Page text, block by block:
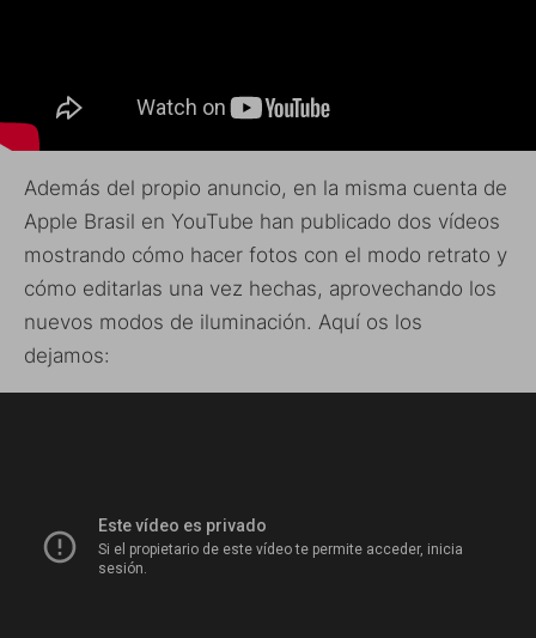
Además del propio anuncio, en la misma cuenta de
Apple Brasil en YouTube han publicado dos vídeos
mostrando cómo hacer fotos con el modo retrato y
cómo editarlas una vez hechas, aprovechando los
nuevos modos de iluminación. Aquí os los
dejamos: